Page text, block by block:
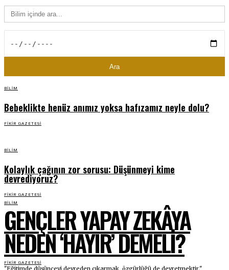
Ara
BILIM
Bebeklikte henüz anımız yoksa hafızamız neyle dolu?
FIKIR GAZETESI
BILIM
Kolaylık çağının zor sorusu: Düşünmeyi kime
devrediyoruz?
FIKIR GAZETESI
BILIM
GENÇLER YAPAY ZEKÂYA
NEDEN ‘HAYIR’ DEMELI?
FIKIR GAZETESI
"Eğitimde düşünceyi devreden çıkarmak, özgürlüğü de devretmektir."